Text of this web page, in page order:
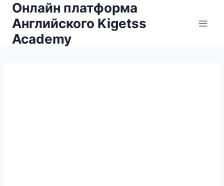
Онлайн платформа
Английского Kigetss
Academy